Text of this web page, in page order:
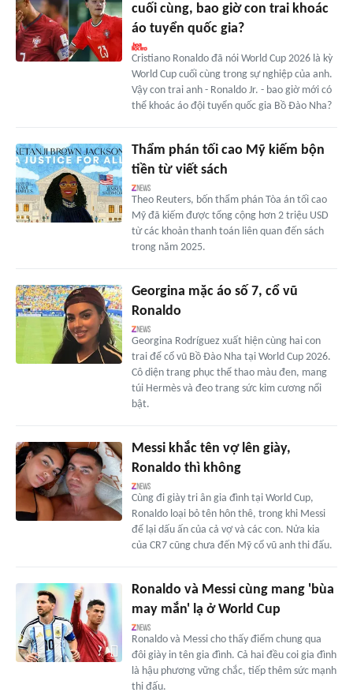
cuối cùng, bao giờ con trai khoác
áo tuyển quốc gia?
Cristiano Ronaldo đã nói World Cup 2026 là kỳ
World Cup cuối cùng trong sự nghiệp của anh.
Vậy con trai anh - Ronaldo Jr. - bao giờ mới có
thể khoác áo đội tuyển quốc gia Bồ Đào Nha?
Thẩm phán tối cao Mỹ kiếm bộn
tiền từ viết sách
Theo Reuters, bốn thẩm phán Tòa án tối cao
Mỹ đã kiếm được tổng cộng hơn 2 triệu USD
từ các khoản thanh toán liên quan đến sách
trong năm 2025.
Georgina mặc áo số 7, cổ vũ
Ronaldo
Georgina Rodríguez xuất hiện cùng hai con
trai để cổ vũ Bồ Đào Nha tại World Cup 2026.
Cô diện trang phục thể thao màu đen, mang
túi Hermès và đeo trang sức kim cương nổi
bật.
Messi khắc tên vợ lên giày,
Ronaldo thì không
Cùng đi giày tri ân gia đình tại World Cup,
Ronaldo loại bỏ tên hôn thê, trong khi Messi
để lại dấu ấn của cả vợ và các con. Nửa kia
của CR7 cũng chưa đến Mỹ cổ vũ anh thi đấu.
Ronaldo và Messi cùng mang 'bùa
may mắn' lạ ở World Cup
Ronaldo và Messi cho thấy điểm chung qua
đôi giày in tên gia đình. Cả hai đều coi gia đình
là hậu phương vững chắc, tiếp thêm sức mạnh
thi đấu.